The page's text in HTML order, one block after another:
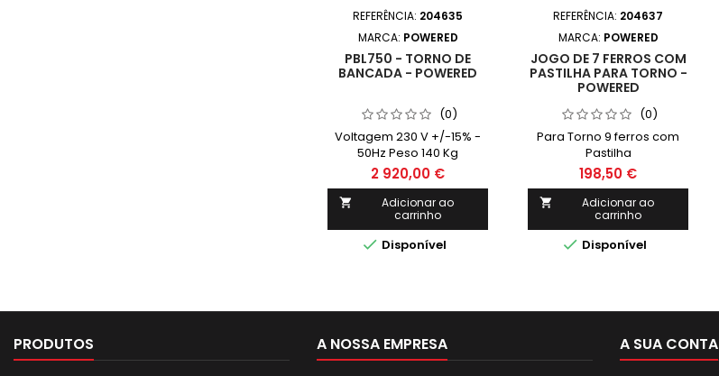
REFERÊNCIA: 204635
MARCA: POWERED
PBL750 - TORNO DE
BANCADA - POWERED
(0)
Voltagem 230 V +/-15% -
50Hz Peso 140 Kg
2 920,00 €

Adicionar ao
carrinho
 Disponível
REFERÊNCIA: 204637
MARCA: POWERED
JOGO DE 7 FERROS COM
PASTILHA PARA TORNO -
POWERED
(0)
Para Torno 9 ferros com
Pastilha
198,50 €

Adicionar ao
carrinho
 Disponível
PRODUTOS A NOSSA EMPRESA A SUA CONTA